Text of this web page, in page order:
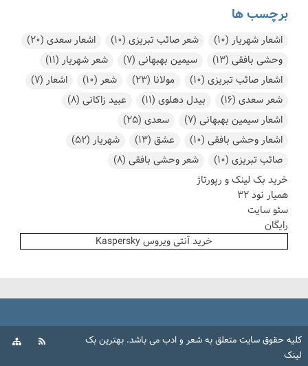
برچسب ها
اشعار شهریار (10) شعر صائب تبریزی(10) اشعار سعدی(20)
وحشی بافقی(13) سیمین بهبهانی(7) شعر شهریار (11)
اشعار صائب تبریزی(10) مولانا (23) شعر (10) اشعار (7)
شعر سعدی(16) بیدل دهلوی(11) عبید زاکانی(8)
اشعار سیمین بهبهانی(7) سعدی(25)
اشعار وحشی بافقی(10) عشق(13) شهریار (52)
صائب تبریزی(10) شعر وحشی بافقی(8)
خرید بک لینک و رپورتاژ
همیار نود 32
سئو سایت
رایگان
خرید آنتی ویروس Kaspersky
کلیه حقوق سایت متعلق بهشعر و ادبمی باشد. بهترین بک
لینک